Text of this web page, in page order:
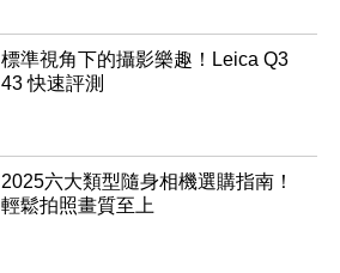
標準視角下的攝影樂趣！Leica Q3
43 快速評測
2025六大類型隨身相機選購指南！
輕鬆拍照畫質至上